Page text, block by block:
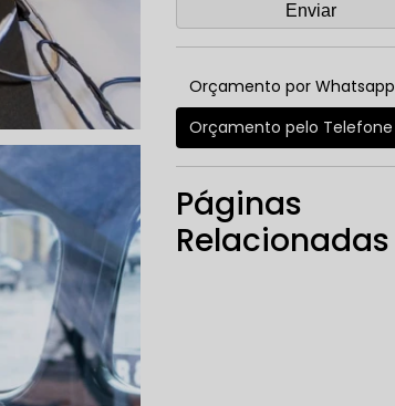
Orçamento por Whatsapp
Orçamento pelo Telefone
Páginas
Relacionadas